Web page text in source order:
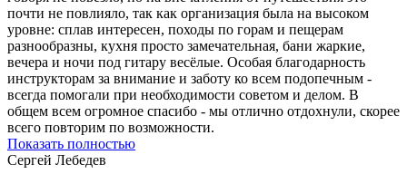
почти не повлияло, так как организация была на высоком
уровне: сплав интересен, походы по горам и пещерам
разнообразны, кухня просто замечательная, бани жаркие,
вечера и ночи под гитару весёлые. Особая благодарность
инструкторам за внимание и заботу ко всем подопечным -
всегда помогали при необходимости советом и делом. В
общем всем огромное спасибо - мы отлично отдохнули, скорее
всего повторим по возможности.
Показать полностью
Сергей Лебедев